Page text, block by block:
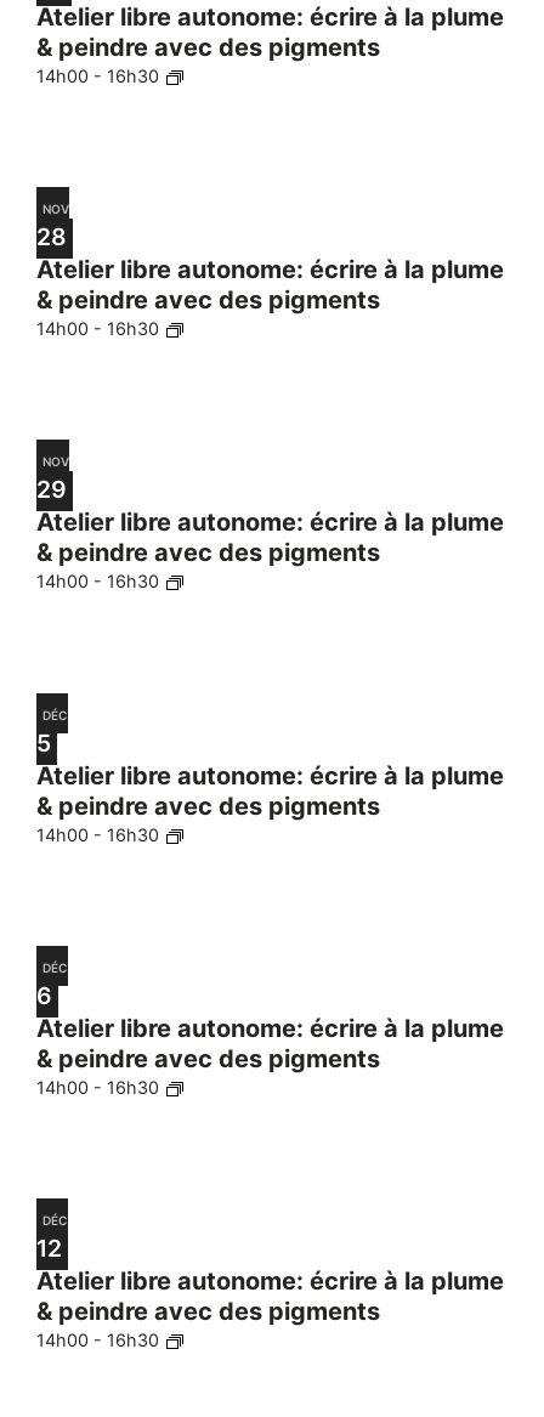
Atelier libre autonome: écrire à la plume
& peindre avec des pigments
14h00 - 16h30
NOV
28
Atelier libre autonome: écrire à la plume
& peindre avec des pigments
14h00 - 16h30
NOV
29
Atelier libre autonome: écrire à la plume
& peindre avec des pigments
14h00 - 16h30
DÉC
5
Atelier libre autonome: écrire à la plume
& peindre avec des pigments
14h00 - 16h30
DÉC
6
Atelier libre autonome: écrire à la plume
& peindre avec des pigments
14h00 - 16h30
DÉC
12
Atelier libre autonome: écrire à la plume
& peindre avec des pigments
14h00 - 16h30